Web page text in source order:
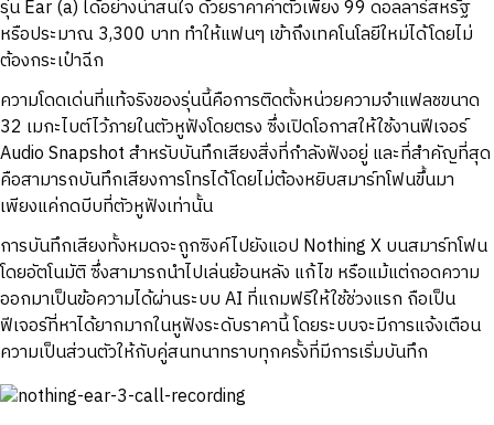
รุ่น Ear (a) ได้อย่างน่าสนใจ ด้วยราคาค่าตัวเพียง 99 ดอลลาร์สหรัฐ
หรือประมาณ 3,300 บาท ทำให้แฟนๆ เข้าถึงเทคโนโลยีใหม่ได้โดยไม่
ต้องกระเป๋าฉีก
ความโดดเด่นที่แท้จริงของรุ่นนี้คือการติดตั้งหน่วยความจำแฟลชขนาด
32 เมกะไบต์ไว้ภายในตัวหูฟังโดยตรง ซึ่งเปิดโอกาสให้ใช้งานฟีเจอร์
Audio Snapshot สำหรับบันทึกเสียงสิ่งที่กำลังฟังอยู่ และที่สำคัญที่สุด
คือสามารถบันทึกเสียงการโทรได้โดยไม่ต้องหยิบสมาร์ทโฟนขึ้นมา
เพียงแค่กดบีบที่ตัวหูฟังเท่านั้น
การบันทึกเสียงทั้งหมดจะถูกซิงค์ไปยังแอป Nothing X บนสมาร์ทโฟน
โดยอัตโนมัติ ซึ่งสามารถนำไปเล่นย้อนหลัง แก้ไข หรือแม้แต่ถอดความ
ออกมาเป็นข้อความได้ผ่านระบบ AI ที่แถมฟรีให้ใช้ช่วงแรก ถือเป็น
ฟีเจอร์ที่หาได้ยากมากในหูฟังระดับราคานี้ โดยระบบจะมีการแจ้งเตือน
ความเป็นส่วนตัวให้กับคู่สนทนาทราบทุกครั้งที่มีการเริ่มบันทึก